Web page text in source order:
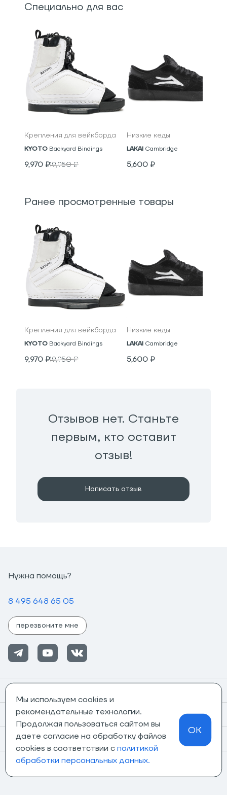
Специально для вас
Крепления для вейкборда
KYOTO Backyard Bindings
9,970 ₽19,950₽
Низкие кеды
LAKAI Cambridge
5,600 ₽
Ранее просмотренные товары
Крепления для вейкборда
KYOTO Backyard Bindings
9,970 ₽19,950₽
Низкие кеды
LAKAI Cambridge
5,600 ₽
Отзывов нет. Станьте
первым, кто оставит
отзыв!
Написать отзыв
Нужна помощь?
8 495 648 65 05
перезвоните мне
Информация
О компании
Магазины
Мы используем cookies и
рекомендательные технологии.
Продолжая пользоваться сайтом вы
даете согласие на обработку файлов
cookies в соответствии с политикой
обработки персональных данных.
OK